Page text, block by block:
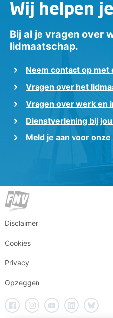
Wij helpen
Bij al je vragen over
lidmaatschap.
Neem contact op met
Vragen over het
Vragen over werk en
Dienstverlening bij
Meld je aan voor
Disclaimer
Cookies
Privacy
Opzeggen